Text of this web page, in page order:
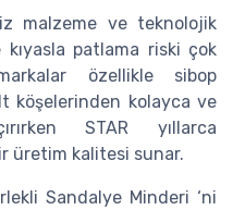
malzeme ve teknolojik
kıyasla patlama riski çok
özellikle sibop
köşelerinden kolayca ve
STAR yıllarca
üretim kalitesi sunar.
Sandalye Minderi ‘ni